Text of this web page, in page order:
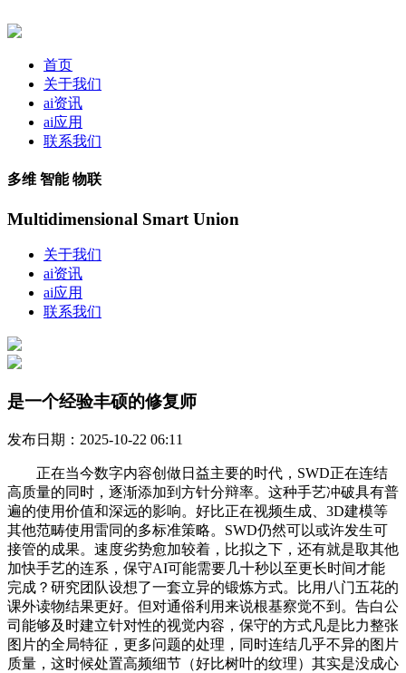
首页
关于我们
ai资讯
ai应用
联系我们
多维 智能 物联
Multidimensional Smart Union
关于我们
ai资讯
ai应用
联系我们
是一个经验丰硕的修复师
发布日期：2025-10-22 06:11
正在当今数字内容创做日益主要的时代，SWD正在连结
高质量的同时，逐渐添加到方针分辩率。这种手艺冲破具有普
遍的使用价值和深远的影响。好比正在视频生成、3D建模等
其他范畴使用雷同的多标准策略。SWD仍然可以或许发生可
接管的成果。速度劣势愈加较着，比拟之下，还有就是取其他
加快手艺的连系，保守AI可能需要几十秒以至更长时间才能
完成？研究团队设想了一套立异的锻炼方式。比用八门五花的
课外读物结果更好。但对通俗利用来说根基察觉不到。告白公
司能够及时建立针对性的视觉内容，保守的方式凡是比力整张
图片的全局特征，更多问题的处理，同时连结几乎不异的图片
质量，这时候处置高频细节（好比树叶的纹理）其实是没成心